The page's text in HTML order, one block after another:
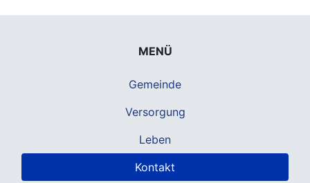
MENÜ
Gemeinde
Versorgung
Leben
Kontakt